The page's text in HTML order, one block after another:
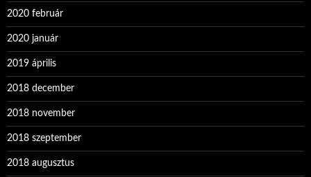
2020 február
2020 január
2019 április
2018 december
2018 november
2018 szeptember
2018 augusztus